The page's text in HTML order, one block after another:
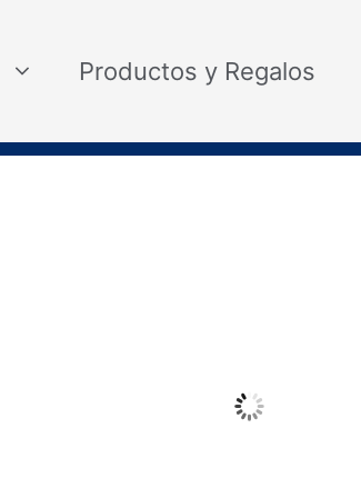
Productos y Regalos